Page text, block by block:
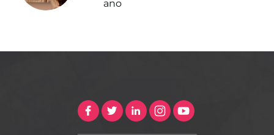
ano